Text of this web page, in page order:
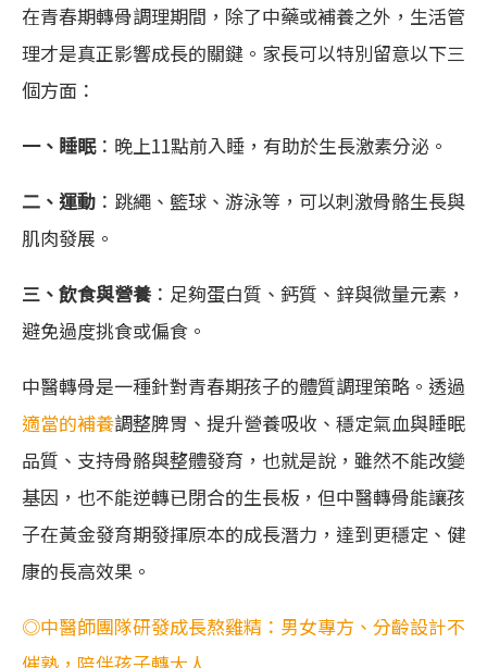
在青春期轉骨調理期間，除了中藥或補養之外，生活管
理才是真正影響成長的關鍵。家長可以特別留意以下三
個方面：
一、睡眠：晚上11點前入睡，有助於生長激素分泌。
二、運動 ：跳繩、籃球、游泳等，可以刺激骨骼生長與
肌肉發展。
三、飲食與營養：足夠蛋白質、鈣質、鋅與微量元素，
避免過度挑食或偏食。
中醫轉骨是一種針對青春期孩子的體質調理策略。透過
適當的補養調整脾胃、提升營養吸收、穩定氣血與睡眠
品質、支持骨骼與整體發育，也就是說，雖然不能改變
基因，也不能逆轉已閉合的生長板，但中醫轉骨能讓孩
子在黃金發育期發揮原本的成長潛力，達到更穩定、健
康的長高效果。
◎中醫師團隊研發成長熬雞精：男女專方、分齡設計不